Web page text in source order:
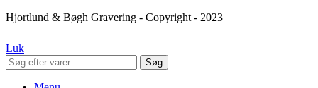
Hjortlund & Bøgh Gravering - Copyright - 2023
Luk
Søg